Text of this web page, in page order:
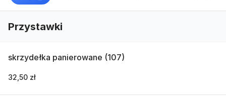
Przystawki
skrzydełka panierowane (107)
32,50 zł